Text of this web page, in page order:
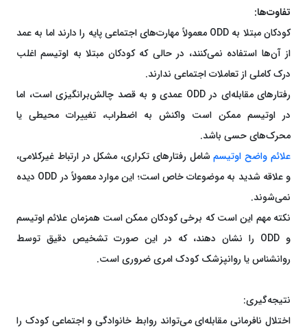
تفاوت‌ها:
کودکان مبتلا به ODD معمولاً مهارت‌های اجتماعی پایه را دارند اما به عمد
از آن‌ها استفاده نمی‌کنند، در حالی که کودکان مبتلا به اوتیسم اغلب
درک کاملی از تعاملات اجتماعی ندارند.
رفتارهای مقابله‌ای در ODD عمدی و به قصد چالش‌برانگیزی است، اما
در اوتیسم ممکن است واکنش به اضطراب، تغییرات محیطی یا
محرک‌های حسی باشد.
علائم واضح اوتیسمشامل رفتارهای تکراری، مشکل در ارتباط غیرکلامی،
و علاقه شدید به موضوعات خاص است؛ این موارد معمولاً در ODD دیده
نمی‌شوند.
نکته مهم این است که برخی کودکان ممکن است همزمان علائم اوتیسم
و ODD را نشان دهند، که در این صورت تشخیص دقیق توسط
روانشناس یا روانپزشک کودک امری ضروری است.
نتیجه‌گیری:
اختلال نافرمانی مقابله‌ای می‌تواند روابط خانوادگی و اجتماعی کودک را